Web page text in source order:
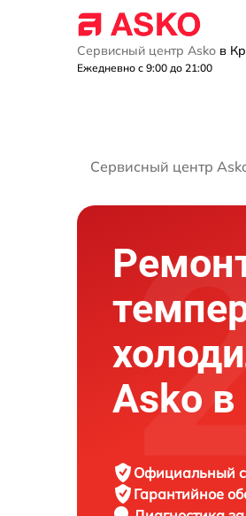
Сервисный центр Asko в
Ежедневно с 9:00 до 21:00
Сервисный центр
Asko в
Официальный
Гарантийное